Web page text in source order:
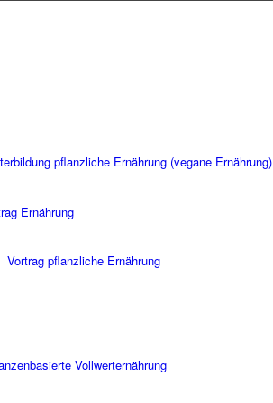
pflanzliche Ernährung (vegane Ernährung)
Ernährung
Vortrag pflanzliche Ernährung
Vollwerternährung